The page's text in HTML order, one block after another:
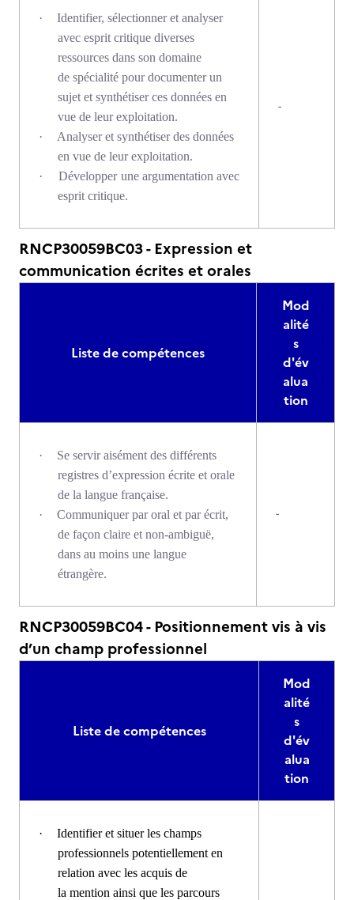
·
Identifier, sélectionner et analyser
avec esprit critique diverses
ressources dans son domaine
de spécialité pour documenter un
sujet et synthétiser ces données en
vue de leur exploitation.
·
Analyser et synthétiser des données
en vue de leur exploitation.
·
Développer une argumentation avec
esprit critique.
-
RNCP30059BC03 - Expression et
communication écrites et orales
Liste de compétences
Mod
alité
s
d'év
alua
tion
·
Se servir aisément des différents
registres d’expression écrite et orale
de la langue française.
·
Communiquer par oral et par écrit,
de façon claire et non-ambiguë,
dans au moins une langue
étrangère.
-
RNCP30059BC04 - Positionnement vis à vis
d’un champ professionnel
Liste de compétences
Mod
alité
s
d'év
alua
tion
·
Identifier et situer les champs
professionnels potentiellement en
relation avec les acquis de
la mention ainsi que les parcours